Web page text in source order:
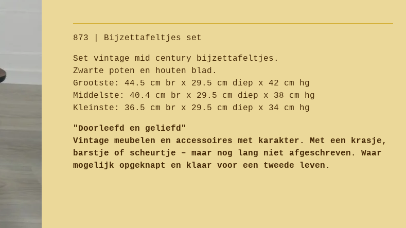
873 | Bijzettafeltjes set
Set vintage mid century bijzettafeltjes.
Zwarte poten en houten blad.
Grootste: 44.5 cm br x 29.5 cm diep x 42 cm hg
Middelste: 40.4 cm br x 29.5 cm diep x 38 cm hg
Kleinste: 36.5 cm br x 29.5 cm diep x 34 cm hg
"Doorleefd en geliefd"
Vintage meubelen en accessoires met karakter. Met een krasje,
barstje of scheurtje – maar nog lang niet afgeschreven. Waar
mogelijk opgeknapt en klaar voor een tweede leven.